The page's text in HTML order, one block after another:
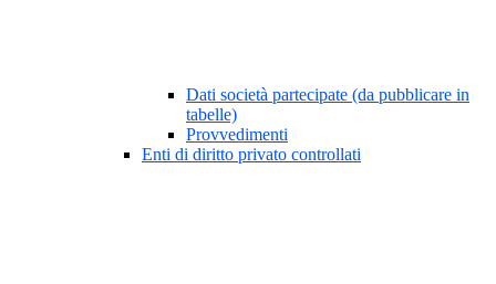
Dati società partecipate (da pubblicare in
tabelle)
Provvedimenti
Enti di diritto privato controllati